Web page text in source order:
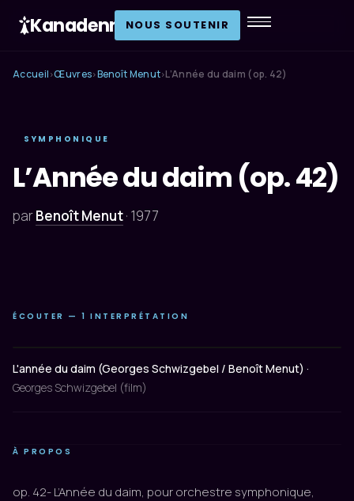
Kanadenn NOUS SOUTENIR
Accueil ›Œuvres›Benoît Menut›L’Année du daim (op. 42)
SYMPHONIQUE
L’Année du daim (op. 42)
parBenoît Menut· 1977
ÉCOUTER — 1 INTERPRÉTATION
L'année du daim (Georges Schwizgebel / Benoît Menut) ·
Georges Schwizgebel (film)
À PROPOS
op. 42- L’Année du daim, pour orchestre symphonique,